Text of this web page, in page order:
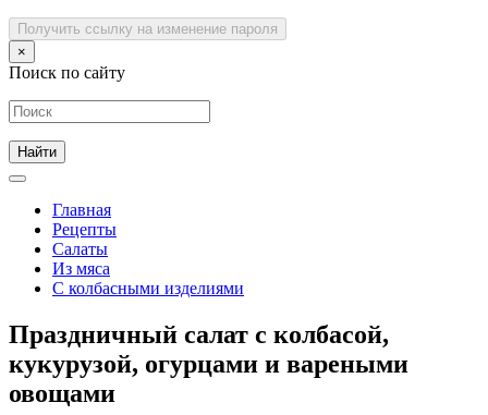
Получить ссылку на изменение пароля
×
Поиск по сайту
Главная
Рецепты
Салаты
Из мяса
С колбасными изделиями
Праздничный салат с колбасой,
кукурузой, огурцами и вареными
овощами